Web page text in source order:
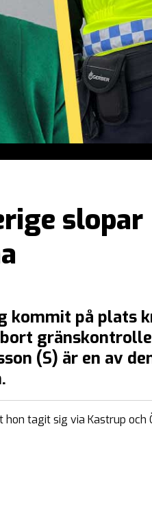
slopar
kommit på plats
(S) är en av
tagit sig via Kastrup och